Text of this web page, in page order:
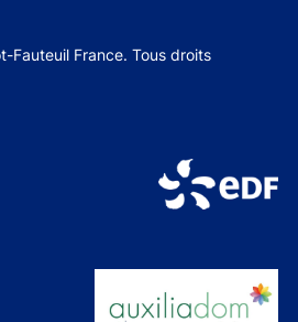
Fauteuil France. Tous droits